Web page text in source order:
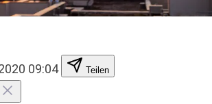
09:04 Teilen